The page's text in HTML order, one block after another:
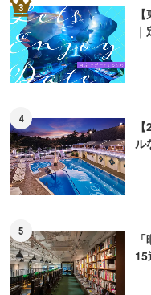
3
4
ル
5
15